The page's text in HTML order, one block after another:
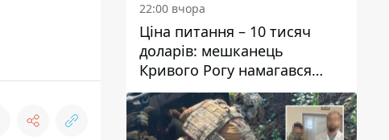
22:00 вчора
Ціна питання – 10 тисяч
доларів: мешканець
Кривого Рогу намагався
переправити чоловіка до
Словаччини